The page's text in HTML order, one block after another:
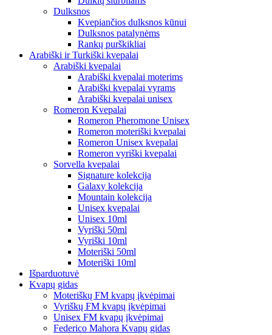
Dulksnos
Kvepiančios dulksnos kūnui
Dulksnos patalynėms
Rankų purškikliai
Arabiški ir Turkiški kvepalai
Arabiški kvepalai
Arabiški kvepalai moterims
Arabiški kvepalai vyrams
Arabiški kvepalai unisex
Romeron Kvepalai
Romeron Pheromone Unisex
Romeron moteriški kvepalai
Romeron Unisex kvepalai
Romeron vyriški kvepalai
Sorvella kvepalai
Signature kolekcija
Galaxy kolekcija
Mountain kolekcija
Unisex kvepalai
Unisex 10ml
Vyriški 50ml
Vyriški 10ml
Moteriški 50ml
Moteriški 10ml
Išparduotuvė
Kvapų gidas
Moteriškų FM kvapų įkvėpimai
Vyriškų FM kvapų įkvėpimai
Unisex FM kvapų įkvėpimai
Federico Mahora Kvapų gidas